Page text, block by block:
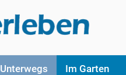
Unterwegs Im Garten